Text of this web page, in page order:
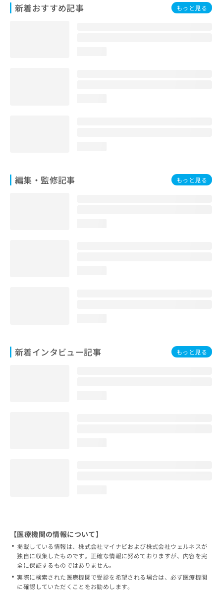
新着おすすめ記事 もっと見る
編集・監修記事 もっと見る
新着インタビュー記事 もっと見る
お
【医療機関の情報について】
掲載している情報は、株式会社マイナビおよび株式会社ウェルネスが
独自に収集したものです。正確な情報に努めておりますが、内容を完
全に保証するものではありません。
実際に検索された医療機関で受診を希望される場合は、必ず医療機関
に確認していただくことをお勧めします。